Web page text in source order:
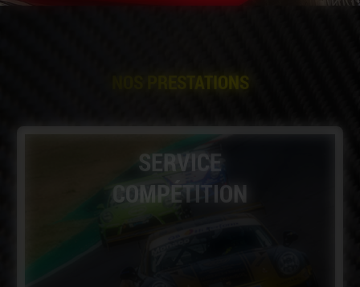
NOS PRESTATIONS
SERVICE
COMPÉTITION